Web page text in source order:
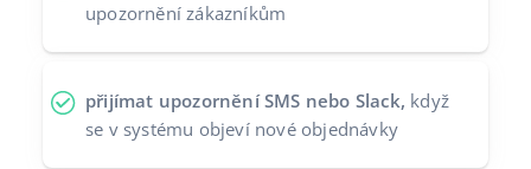
upozornění zákazníkům
přijímat upozornění SMS nebo Slack, když
se v systému objeví nové objednávky